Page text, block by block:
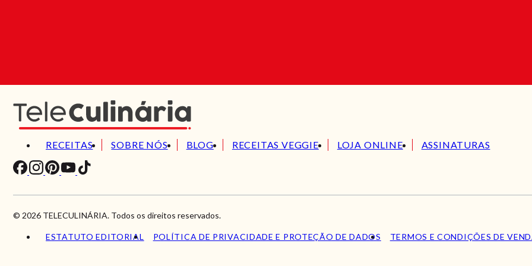
RECEITAS SOBRE NÓS BLOG RECEITAS VEGGIE LOJA ONLINE ASSINATURAS
© 2026 TELECULINÁRIA. Todos os direitos reservados.
ESTATUTO EDITORIAL POLÍTICA DE PRIVACIDADE E PROTEÇÃO DE DADOS TERMOS E CONDIÇÕES DE